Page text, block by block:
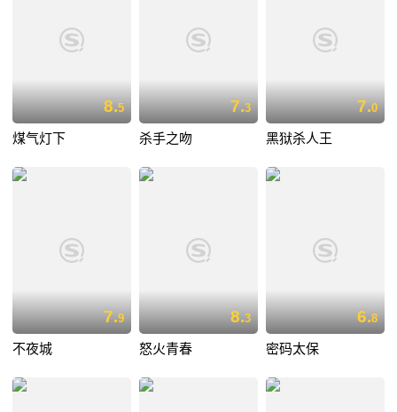
8.5
煤气灯下
7.3
杀手之吻
7.0
黑狱杀人王
7.9
不夜城
8.3
怒火青春
6.8
密码太保